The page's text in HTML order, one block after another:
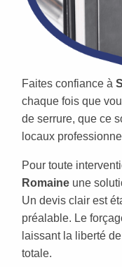
Faites confiance à
chaque fois que
de serrure, que ce
locaux
Pour toute
Romaine une
Un devis clair est
préalable. Le
laissant la liberté
totale.